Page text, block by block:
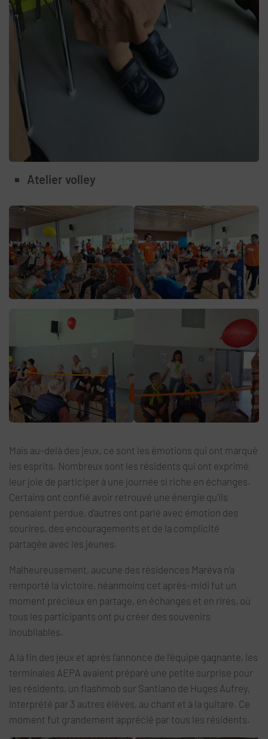
Atelier volley
Mais au-delà des jeux, ce sont les émotions qui ont marqué
les esprits. Nombreux sont les résidents qui ont exprimé
leur joie de participer à une journée si riche en échanges.
Certains ont confié avoir retrouvé une énergie qu’ils
pensaient perdue, d’autres ont parlé avec émotion des
sourires, des encouragements et de la complicité
partagée avec les jeunes.
Malheureusement, aucune des résidences Maréva n’a
remporté la victoire, néanmoins cet après-midi fut un
moment précieux en partage, en échanges et en rires, où
tous les participants ont pu créer des souvenirs
inoubliables.
A la fin des jeux et après l’annonce de l’équipe gagnante, les
terminales AEPA avaient préparé une petite surprise pour
les résidents, un flashmob sur Santiano de Huges Aufrey,
interprété par 3 autres élèves, au chant et à la guitare. Ce
moment fut grandement apprécié par tous les résidents.